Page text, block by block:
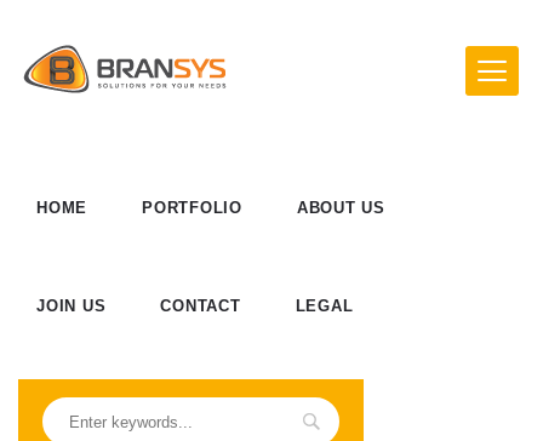
HOME PORTFOLIO ABOUT US
JOIN US CONTACT LEGAL